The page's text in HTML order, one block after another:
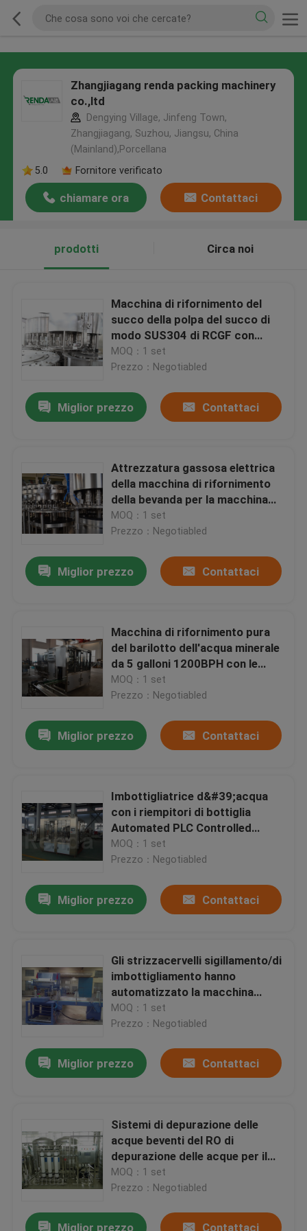
Zhangjiagang renda packing machinery
co.,ltd
Dengying Village, Jinfeng Town,
Zhangjiagang, Suzhou, Jiangsu, China
(Mainland),Porcellana
5.0
Fornitore verificato
chiamare ora Contattaci
prodotti Circa noi
Macchina di rifornimento del
succo della polpa del succo di
modo SUS304 di RCGF con
Rinser/riempitore/capsulatrice
MOQ：1 set
Prezzo：Negotiabled
Miglior prezzo Contattaci
Attrezzatura gassosa elettrica
della macchina di rifornimento
della bevanda per la macchina
imballatrice del succo della
bevanda
MOQ：1 set
Prezzo：Negotiabled
Miglior prezzo Contattaci
Macchina di rifornimento pura
del barilotto dell'acqua minerale
da 5 galloni 1200BPH con le
approvazioni di iso del CE
MOQ：1 set
Prezzo：Negotiabled
Miglior prezzo Contattaci
Imbottigliatrice d&#39;acqua
con i riempitori di bottiglia
Automated PLC Controlled
Water Packaging Machinery
MOQ：1 set
Prezzo：Negotiabled
Miglior prezzo Contattaci
Gli strizzacervelli sigillamento/di
imbottigliamento hanno
automatizzato la macchina
dell'imballaggio con involucro
termocontrattile della bottiglia
MOQ：1 set
Prezzo：Negotiabled
Miglior prezzo Contattaci
Sistemi di depurazione delle
acque beventi del RO di
depurazione delle acque per il
grande impianto per il
trattamento delle acque
MOQ：1 set
Prezzo：Negotiabled
Miglior prezzo Contattaci